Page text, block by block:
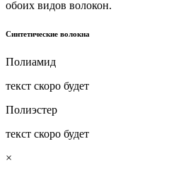
обоих видов волокон.
Синтетические волокна
Полиамид
текст скоро будет
Полиэстер
текст скоро будет
×